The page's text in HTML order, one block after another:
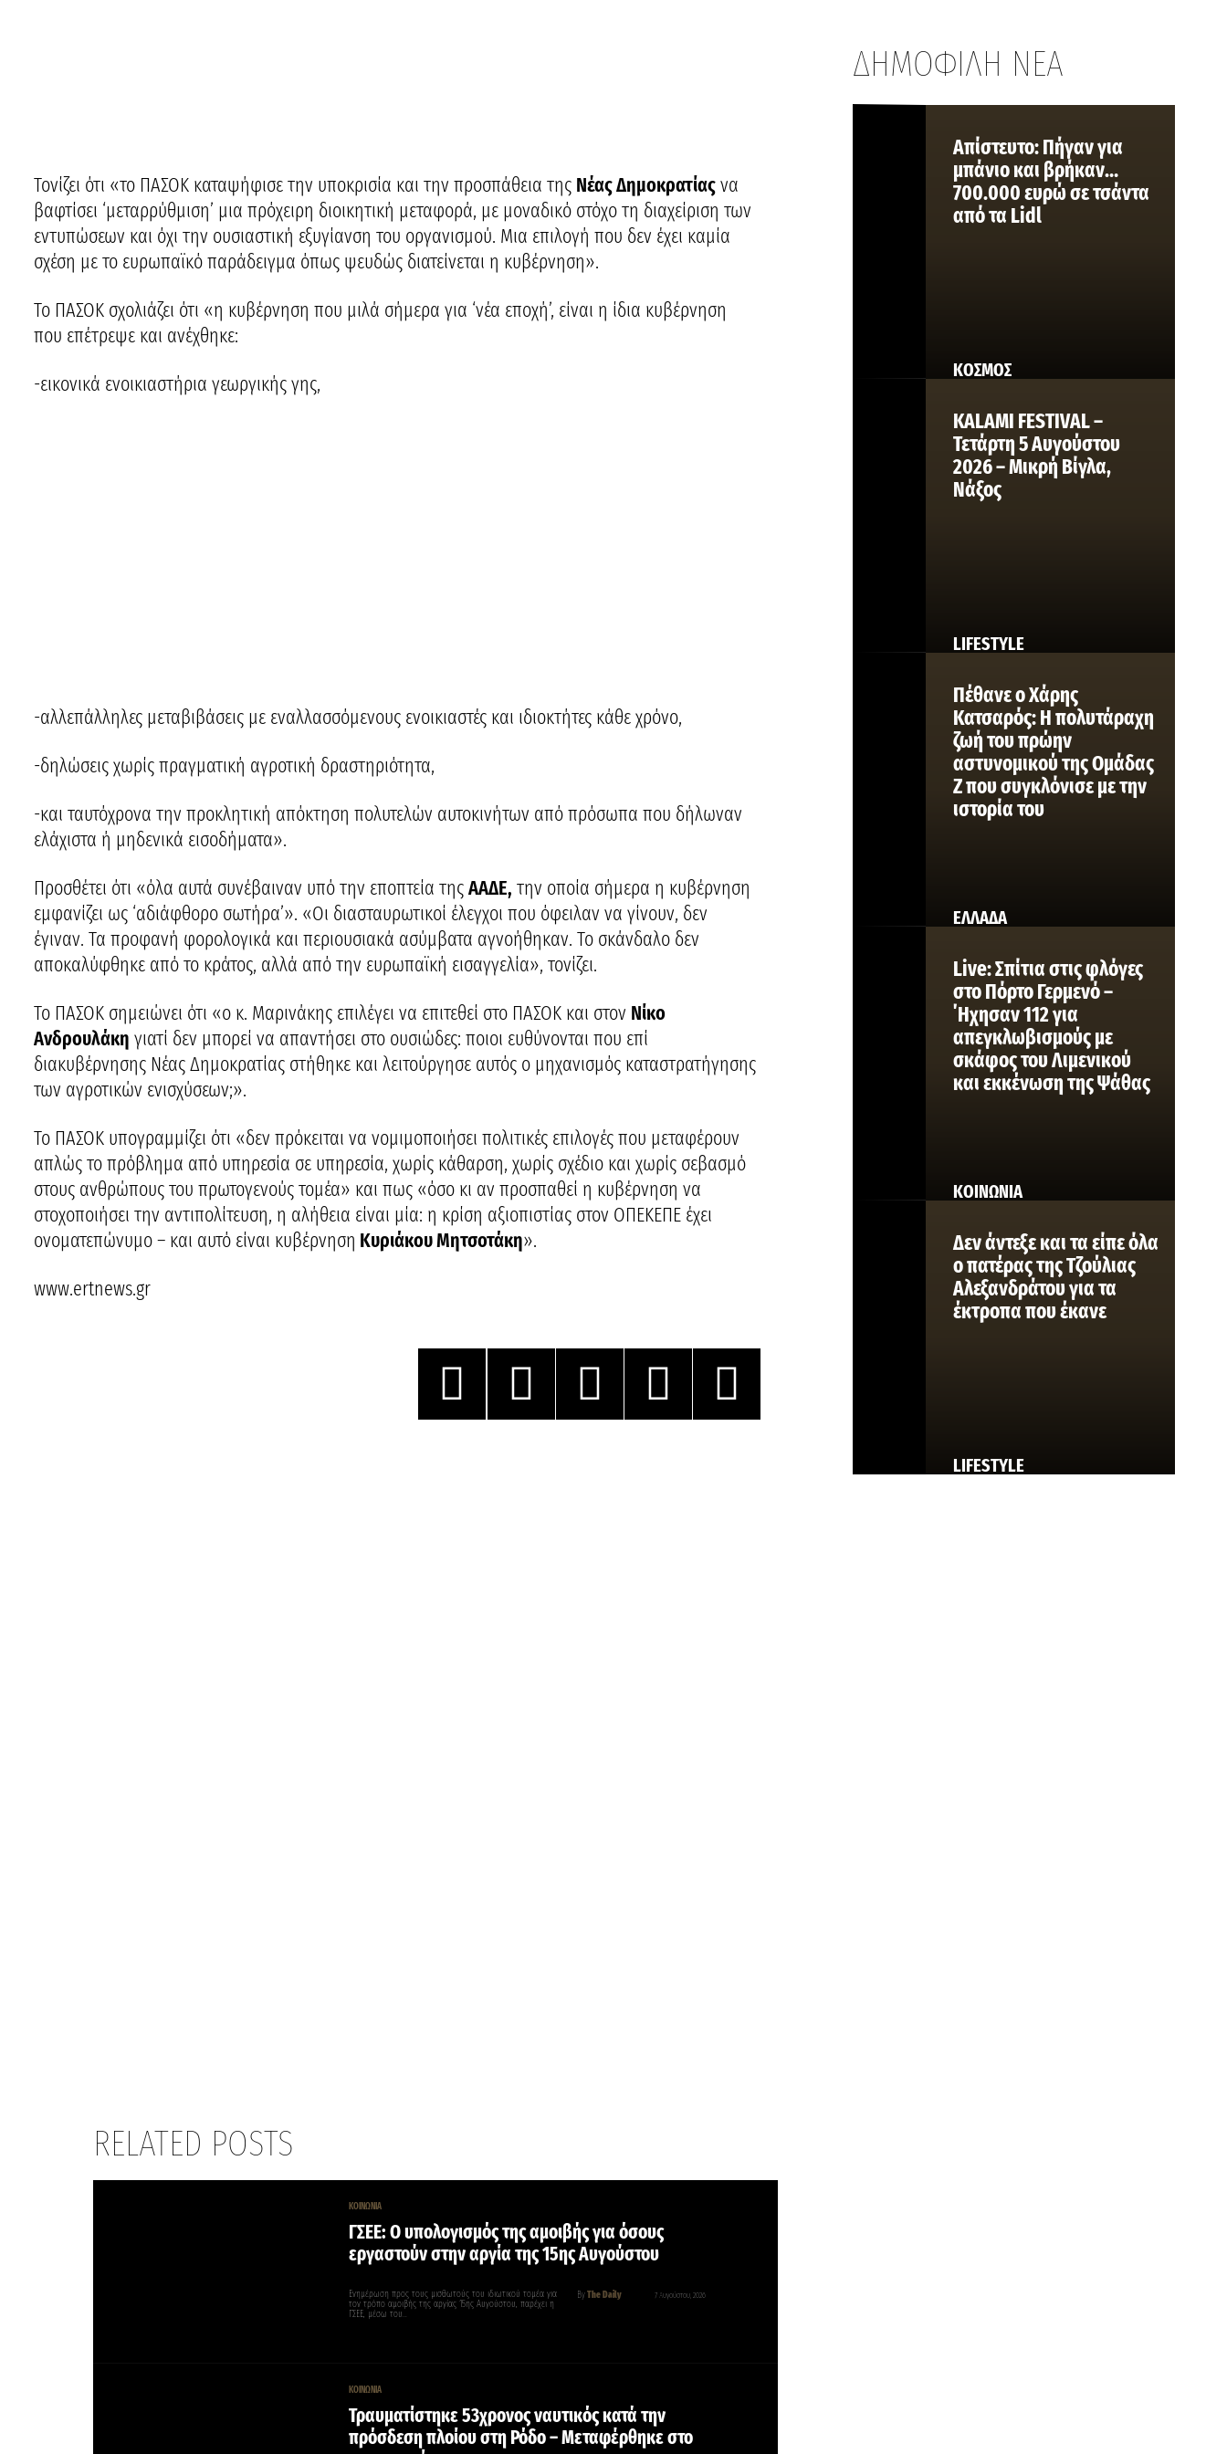
Τονίζει ότι «το ΠΑΣΟΚ καταψήφισε την υποκρισία και την προσπάθεια της Νέας Δημοκρατίαςνα
βαφτίσει ‘μεταρρύθμιση’ μια πρόχειρη διοικητική μεταφορά, με μοναδικό στόχο τη διαχείριση των
εντυπώσεων και όχι την ουσιαστική εξυγίανση του οργανισμού. Μια επιλογή που δεν έχει καμία
σχέση με το ευρωπαϊκό παράδειγμα όπως ψευδώς διατείνεται η κυβέρνηση».
Το ΠΑΣΟΚ σχολιάζει ότι «η κυβέρνηση που μιλά σήμερα για ‘νέα εποχή’, είναι η ίδια κυβέρνηση
που επέτρεψε και ανέχθηκε:
-εικονικά ενοικιαστήρια γεωργικής γης,
-αλλεπάλληλες μεταβιβάσεις με εναλλασσόμενους ενοικιαστές και ιδιοκτήτες κάθε χρόνο,
-δηλώσεις χωρίς πραγματική αγροτική δραστηριότητα,
-και ταυτόχρονα την προκλητική απόκτηση πολυτελών αυτοκινήτων από πρόσωπα που δήλωναν
ελάχιστα ή μηδενικά εισοδήματα».
Προσθέτει ότι «όλα αυτά συνέβαιναν υπό την εποπτεία τηςΑΑΔΕ, την οποία σήμερα η κυβέρνηση
εμφανίζει ως ‘αδιάφθορο σωτήρα’». «Οι διασταυρωτικοί έλεγχοι που όφειλαν να γίνουν, δεν
έγιναν. Τα προφανή φορολογικά και περιουσιακά ασύμβατα αγνοήθηκαν. Το σκάνδαλο δεν
αποκαλύφθηκε από το κράτος, αλλά από την ευρωπαϊκή εισαγγελία», τονίζει.
Το ΠΑΣΟΚ σημειώνει ότι «ο κ. Μαρινάκης επιλέγει να επιτεθεί στο ΠΑΣΟΚ και στον Νίκο
Ανδρουλάκη γιατί δεν μπορεί να απαντήσει στο ουσιώδες: ποιοι ευθύνονται που επί
διακυβέρνησης Νέας Δημοκρατίας στήθηκε και λειτούργησε αυτός ο μηχανισμός καταστρατήγησης
των αγροτικών ενισχύσεων;».
Το ΠΑΣΟΚ υπογραμμίζει ότι «δεν πρόκειται να νομιμοποιήσει πολιτικές επιλογές που μεταφέρουν
απλώς το πρόβλημα από υπηρεσία σε υπηρεσία, χωρίς κάθαρση, χωρίς σχέδιο και χωρίς σεβασμό
στους ανθρώπους του πρωτογενούς τομέα» και πως «όσο κι αν προσπαθεί η κυβέρνηση να
στοχοποιήσει την αντιπολίτευση, η αλήθεια είναι μία: η κρίση αξιοπιστίας στον ΟΠΕΚΕΠΕ έχει
ονοματεπώνυμο – και αυτό είναι κυβέρνηση Κυριάκου Μητσοτάκη».
www.ertnews.gr
ΔΗΜΟΦΙΛΗ ΝΕΑ
ΚΟΣΜΟΣ
Aπίστευτο: Πήγαν για
μπάνιο και βρήκαν…
700.000 ευρώ σε τσάντα
από τα Lidl
LIFESTYLE
KALAMI FESTIVAL –
Τετάρτη 5 Αυγούστου
2026 – Μικρή Βίγλα,
Νάξος
ΕΛΛΑΔΑ
Πέθανε ο Χάρης
Κατσαρός: Η πολυτάραχη
ζωή του πρώην
αστυνομικού της Ομάδας
Ζ που συγκλόνισε με την
ιστορία του
ΚΟΙΝΩΝΙΑ
Live: Σπίτια στις φλόγες
στο Πόρτο Γερμενό –
΄Ηχησαν 112 για
απεγκλωβισμούς με
σκάφος του Λιμενικού
και εκκένωση της Ψάθας
LIFESTYLE
Δεν άντεξε και τα είπε όλα
ο πατέρας της Τζούλιας
Αλεξανδράτου για τα
έκτροπα που έκανε
RELATED POSTS
ΚΟΙΝΩΝΙΑ
ΓΣΕΕ: Ο υπολογισμός της αμοιβής για όσους
εργαστούν στην αργία της 15ης Αυγούστου
ByThe Daily 7 Αυγούστου, 2026
Ενημέρωση προς τους μισθωτούς του ιδιωτικού τομέα για
τον τρόπο αμοιβής της αργίας 15ης Αυγούστου, παρέχει η
ΓΣΕΕ, μέσω του…
ΚΟΙΝΩΝΙΑ
Τραυματίστηκε 53χρονος ναυτικός κατά την
πρόσδεση πλοίου στη Ρόδο – Μεταφέρθηκε στο